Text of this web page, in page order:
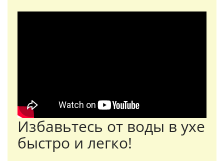
Избавьтесь от воды в ухе
быстро и легко!